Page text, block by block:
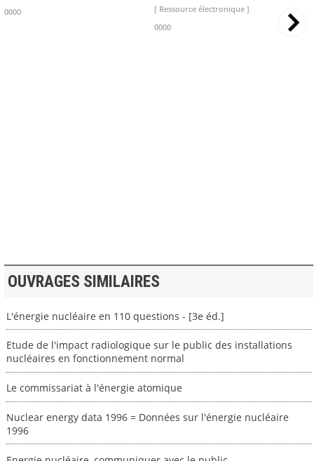
0000
[ Ressource électronique ]
0000
OUVRAGES SIMILAIRES
L'énergie nucléaire en 110 questions - [3e éd.]
Etude de l'impact radiologique sur le public des installations
nucléaires en fonctionnement normal
Le commissariat à l'énergie atomique
Nuclear energy data 1996 = Données sur l'énergie nucléaire
1996